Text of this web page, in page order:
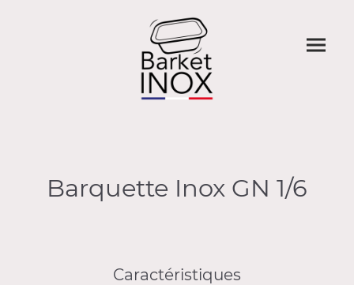
Barquette Inox GN 1/6
Caractéristiques